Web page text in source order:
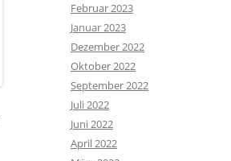
Februar 2023
Januar 2023
Dezember 2022
Oktober 2022
September 2022
Juli 2022
Juni 2022
April 2022